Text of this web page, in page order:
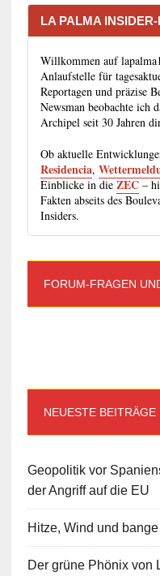
LA PALMA
Willkommen auf
Anlaufstelle für
Reportagen und präzise
Newsman beobachte ich
Archipel seit 30 Jahren
Ob aktuelle
Residencia,
Einblicke in die ZEC–
Fakten abseits des
Insiders.
FORUM-FRAGEN
NEUESTE BEITRÄGE
Geopolitik vor
der Angriff auf die EU
Hitze, Wind und
Der grüne Phönix von